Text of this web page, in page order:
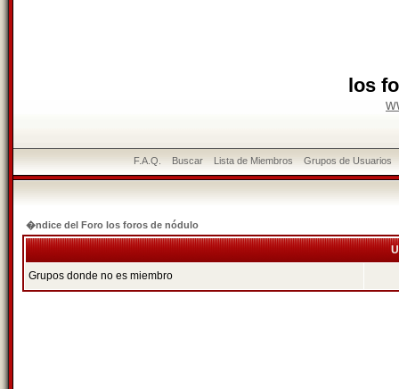
los
F.A.Q. Buscar Lista de Miembros Grupos de Usuarios
�ndice del Foro los foros de nódulo
Grupos donde no es miembro